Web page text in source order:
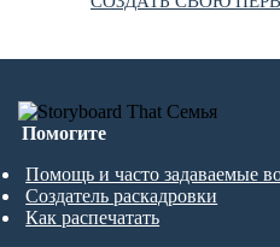
Помогите
Помощь и часто задаваемые
Создатель раскадровки
Как распечатать